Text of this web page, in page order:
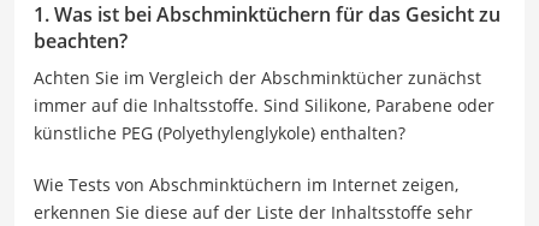
1. Was ist bei Abschminktüchern für das Gesicht zu
beachten?
Achten Sie im Vergleich der Abschminktücher zunächst
immer auf die Inhaltsstoffe. Sind Silikone, Parabene oder
künstliche PEG (Polyethylenglykole) enthalten?
Wie Tests von Abschminktüchern im Internet zeigen,
erkennen Sie diese auf der Liste der Inhaltsstoffe sehr